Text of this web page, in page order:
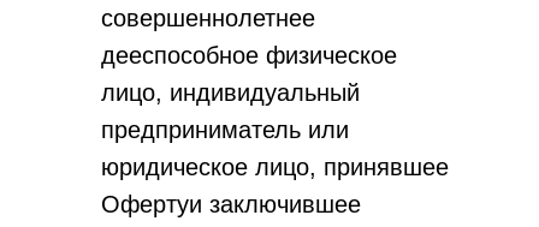
совершеннолетнее
дееспособное физическое
лицо, индивидуальный
предприниматель или
юридическое лицо, принявшее
Офертуи заключившее